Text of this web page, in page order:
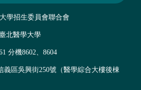
學招生委員會聯合會
北醫學大學
分機8602、8604
義區吳興街250號（醫學綜合大樓後棟